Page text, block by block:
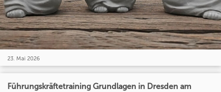
23. Mai 2026
Führungskräftetraining Grundlagen in Dresden am